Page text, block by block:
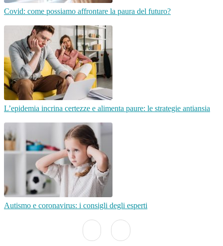
Covid: come possiamo affrontare la paura del futuro?
L’epidemia incrina certezze e alimenta paure: le strategie antiansia
Autismo e coronavirus: i consigli degli esperti